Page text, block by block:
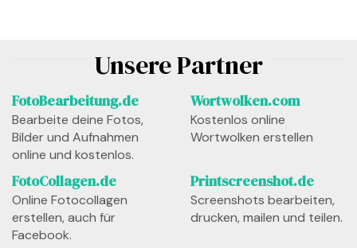
Unsere Partner
FotoBearbeitung.de
Bearbeite deine Fotos,
Bilder und Aufnahmen
online und kostenlos.
Wortwolken.com
Kostenlos online
Wortwolken erstellen
FotoCollagen.de
Online Fotocollagen
erstellen, auch für
Facebook.
Printscreenshot.de
Screenshots bearbeiten,
drucken, mailen und teilen.